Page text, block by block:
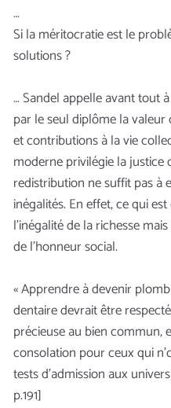
…
Si la méritocratie est le
solutions ?
… Sandel appelle avant tout
par le seul diplôme la
et contributions à la vie
moderne privilégie la justice
redistribution ne suffit pas à
inégalités. En effet, ce qui
l’inégalité de la richesse
de l’honneur social.
« Apprendre à devenir
dentaire devrait être
précieuse au bien
consolation pour ceux qui
tests d’admission aux
p.191]